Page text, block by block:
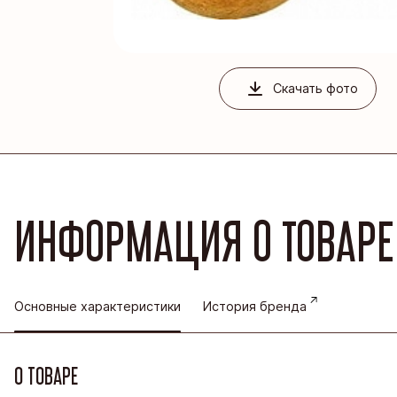
Йошкар-
Скачать фото
ИНФОРМАЦИЯ О ТОВАРЕ
Основные характеристики История бренда
О ТОВАРЕ